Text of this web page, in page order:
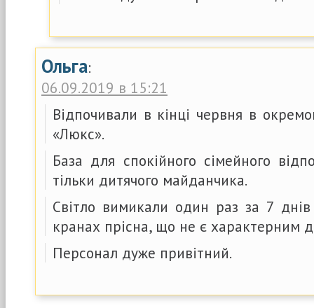
Ольга:
06.09.2019 в 15:21
Відпочивали в кінці червня в
«Люкс».
База для спокійного сімейного
тільки дитячого майданчика.
Світло вимикали один раз за 7
кранах прісна, що не є характерним
Персонал дуже привітний.